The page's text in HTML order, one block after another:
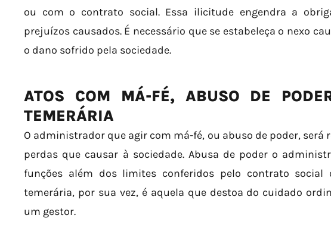
ou com o contrato social. Essa ilicitude engendra a
prejuízos causados. É necessário que se estabeleça o nexo
o dano sofrido pela sociedade.
ATOS COM MÁ-FÉ, ABUSO DE
TEMERÁRIA
O administrador que agir com má-fé, ou abuso de poder, será
perdas que causar à sociedade. Abusa de poder o
funções além dos limites conferidos pelo contrato social
temerária, por sua vez, é aquela que destoa do cuidado
um gestor.